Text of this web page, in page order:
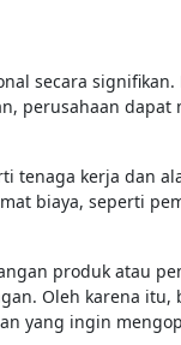
secara
perusahaan dapat
tenaga kerja dan
biaya, seperti
produk atau
Oleh karena itu,
yang ingin